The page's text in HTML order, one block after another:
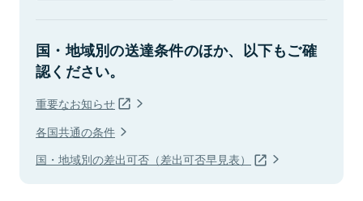
国・地域別の送達条件のほか、以下もご確
認ください。
重要なお知らせ
各国共通の条件
国・地域別の差出可否（差出可否早見表）